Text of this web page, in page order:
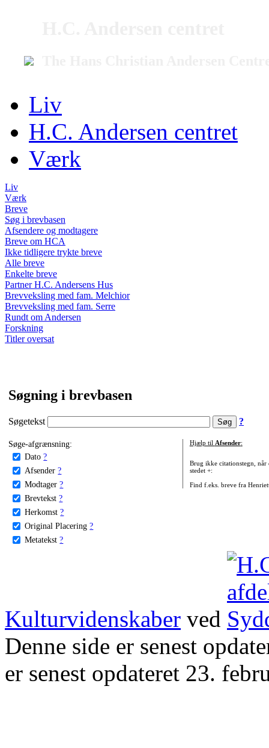
Liv
H.C. Andersen centret
Værk
Liv
Værk
Breve
Søg i brevbasen
Afsendere og modtagere
Breve om HCA
Ikke tidligere trykte breve
Alle breve
Enkelte breve
Partner H.C. Andersens Hus
Brevveksling med fam. Melchior
Brevveksling med fam. Serre
Rundt om Andersen
Forskning
Titler oversat
Søgning i brevbasen
Søgetekst ?
Søge-afgrænsning:
Dato ?
Afsender ?
Modtager ?
Brevtekst ?
Herkomst ?
Original Placering ?
Metatekst ?
Hjælp til Afsender:
Brug ikke citationstegn, når
stedet +:
Find f.eks. breve fra
Kulturvidenskaber ved
Denne side er senest
er senest opdateret 23.